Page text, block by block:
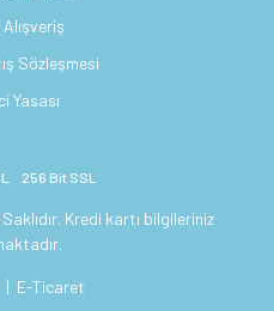
Sözleşmesi
Yasası
256 Bit SSL
Kredi kartı bilgileriniz
| E-Ticaret